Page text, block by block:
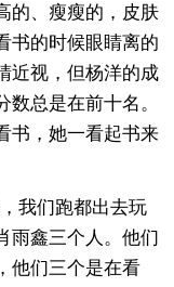
、瘦瘦的，皮肤
书的时候眼睛离的
近视，但杨洋的成
总是在前十名。
书，她一看起书来
我们跑都出去玩
雨鑫三个人。他们
他们三个是在看